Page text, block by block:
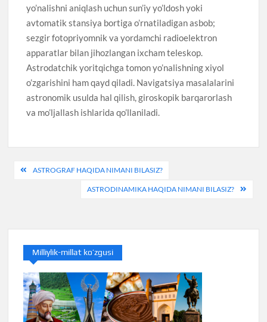
yo’nalishni aniqlash uchun sun’iy yo’ldosh yoki
avtomatik stansiya bortiga o’rnatiladigan asbob;
sezgir fotopriyomnik va yordamchi radioelektron
apparatlar bilan jihozlangan ixcham teleskop.
Astrodatchik yoritqichga tomon yo’nalishning xiyol
o’zgarishini ham qayd qiladi. Navigatsiya masalalarini
astronomik usulda hal qilish, giroskopik barqarorlash
va mo’ljallash ishlarida qo’llaniladi.
PostASTROGRAF HAQIDA NIMANI BILASIZ?
ASTRODINAMIKA HAQIDA NIMANI BILASIZ?
Milliylik-millat ko’zgusi